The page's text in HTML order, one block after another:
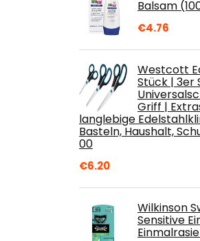
Balsam
€4.76
Westcott
Stück | 3er
Griff |
langlebige
Basteln, Haushalt,
00
€6.20
Wilkinson
Sensitive